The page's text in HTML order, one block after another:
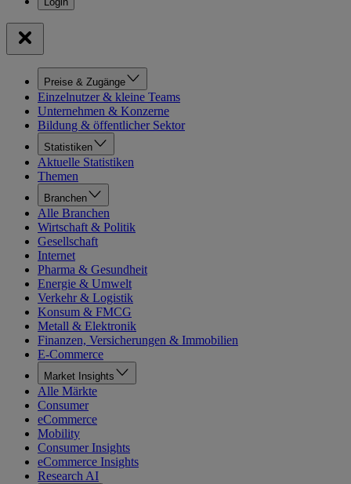
Preise & Zugänge
Einzelnutzer & kleine Teams
Unternehmen & Konzerne
Bildung & öffentlicher Sektor
Statistiken
Aktuelle Statistiken
Themen
Branchen
Alle Branchen
Wirtschaft & Politik
Gesellschaft
Internet
Pharma & Gesundheit
Energie & Umwelt
Verkehr & Logistik
Konsum & FMCG
Metall & Elektronik
Finanzen, Versicherungen & Immobilien
E-Commerce
Market Insights
Alle Märkte
Consumer
eCommerce
Mobility
Consumer Insights
eCommerce Insights
Research AI